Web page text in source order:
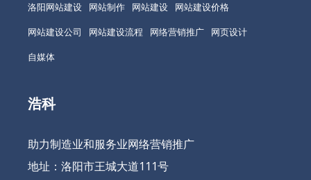
洛阳网站建设
网站制作 网站建设
网站建设价格
网站建设公司
网站建设流程 网络营销推广
网页设计
自媒体
浩科
助力制造业和服务业网络营销推广
地址：洛阳市王城大道111号